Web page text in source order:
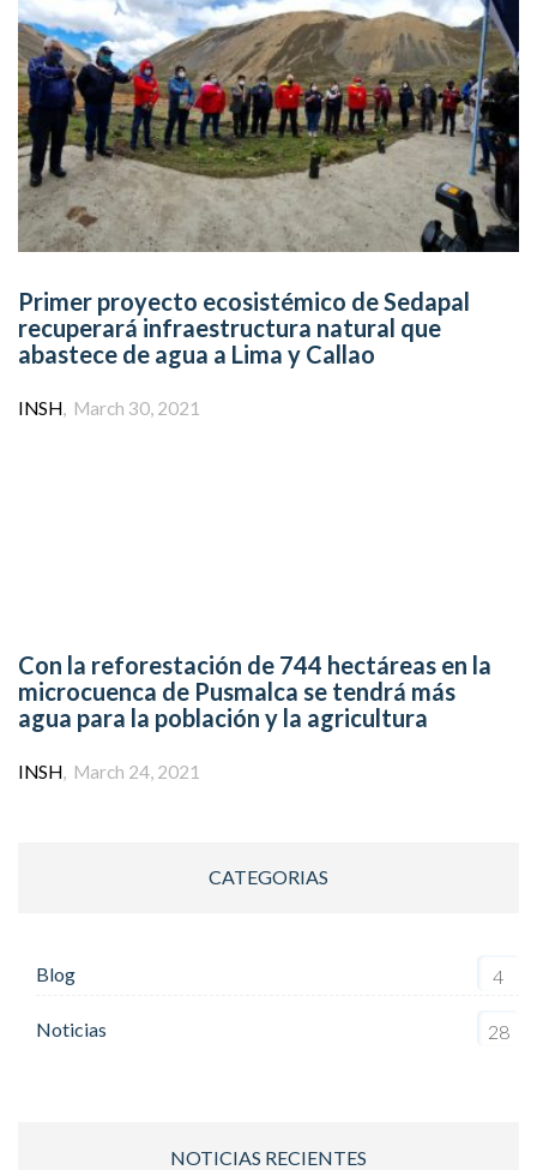
Primer proyecto ecosistémico de Sedapal
recuperará infraestructura natural que
abastece de agua a Lima y Callao
Author
INSH March 30, 2021
Con la reforestación de 744 hectáreas en la
microcuenca de Pusmalca se tendrá más
agua para la población y la agricultura
Author
INSH March 24, 2021
CATEGORIAS
Blog 4
Noticias 28
NOTICIAS RECIENTES